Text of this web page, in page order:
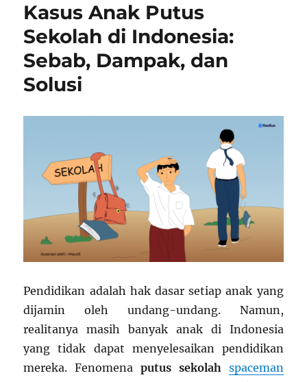
Kasus Anak Putus
Sekolah di Indonesia:
Sebab, Dampak, dan
Solusi
Pendidikan adalah hak dasar setiap anak yang
dijamin oleh undang-undang. Namun,
realitanya masih banyak anak di Indonesia
yang tidak dapat menyelesaikan pendidikan
mereka. Fenomena putus sekolah spaceman